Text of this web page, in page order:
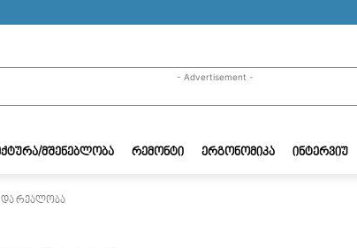
- Advertisement -
ᲛᲨᲔᲜᲔᲑᲚᲝᲑᲐ ᲠᲔᲛᲝᲜᲢᲘ ᲔᲠᲒᲝᲜᲝᲛᲘᲙᲐ ᲘᲜᲢᲔᲠᲕᲘᲣ
და რეალობა